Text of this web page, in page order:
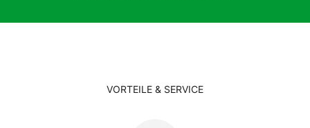
VORTEILE & SERVICE